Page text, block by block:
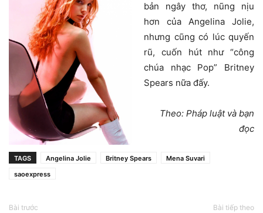
bản ngây thơ, nũng nịu
hơn của Angelina Jolie,
nhưng cũng có lúc quyến
rũ, cuốn hút như “công
chúa nhạc Pop” Britney
Spears nữa đấy.
Theo: Pháp luật và bạn
đọc
TAGS Angelina Jolie Britney Spears
Mena Suvari
saoexpress
Bài trước Bài tiếp theo